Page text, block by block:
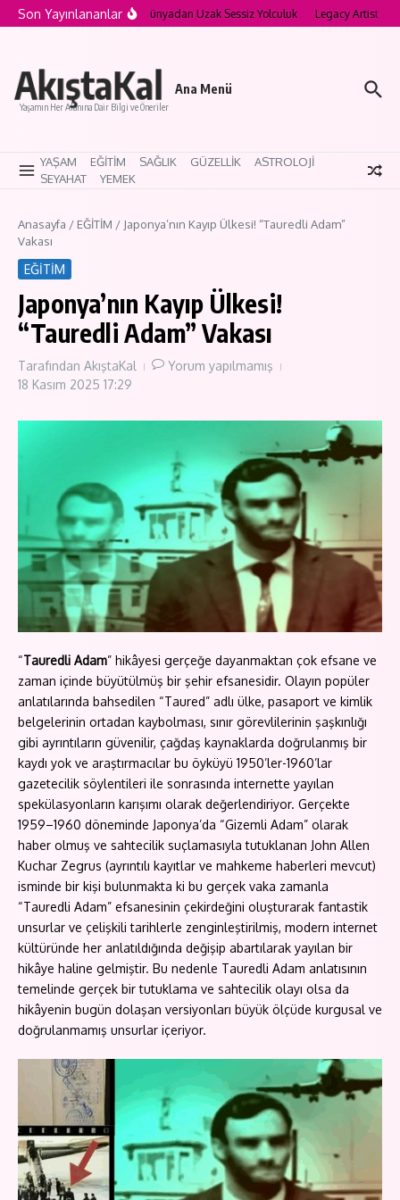
İçeriğe atla
Son Yayınlananlar
Saklı Köyleri: Modern Dünyadan Uzak Sessiz Yolculuk Legacy Artist
AkıştaKal
Yaşamın Her Alanına Dair Bilgi ve Öneriler
Ana Menü
YAŞAM EĞİTİM SAĞLIK GÜZELLİK
ASTROLOJİ
SEYAHAT
YEMEK
Anasayfa / EĞİTİM / Japonya’nın Kayıp Ülkesi! “Tauredli Adam”
Vakası
EĞİTİM
Japonya’nın Kayıp Ülkesi!
“Tauredli Adam” Vakası
Tarafından AkıştaKal
Yorum yapılmamış
18 Kasım 2025 17:29
“Tauredli Adam” hikâyesi gerçeğe dayanmaktan çok efsane ve
zaman içinde büyütülmüş bir şehir efsanesidir. Olayın popüler
anlatılarında bahsedilen “Taured” adlı ülke, pasaport ve kimlik
belgelerinin ortadan kaybolması, sınır görevlilerinin şaşkınlığı
gibi ayrıntıların güvenilir, çağdaş kaynaklarda doğrulanmış bir
kaydı yok ve araştırmacılar bu öyküyü 1950’ler-1960’lar
gazetecilik söylentileri ile sonrasında internette yayılan
spekülasyonların karışımı olarak değerlendiriyor. Gerçekte
1959–1960 döneminde Japonya’da “Gizemli Adam” olarak
haber olmuş ve sahtecilik suçlamasıyla tutuklanan John Allen
Kuchar Zegrus (ayrıntılı kayıtlar ve mahkeme haberleri mevcut)
isminde bir kişi bulunmakta ki bu gerçek vaka zamanla
“Tauredli Adam” efsanesinin çekirdeğini oluşturarak fantastik
unsurlar ve çelişkili tarihlerle zenginleştirilmiş, modern internet
kültüründe her anlatıldığında değişip abartılarak yayılan bir
hikâye haline gelmiştir. Bu nedenle Tauredli Adam anlatısının
temelinde gerçek bir tutuklama ve sahtecilik olayı olsa da
hikâyenin bugün dolaşan versiyonları büyük ölçüde kurgusal ve
doğrulanmamış unsurlar içeriyor.